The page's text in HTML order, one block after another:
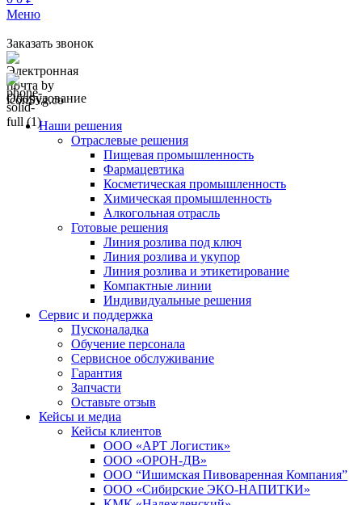
Меню
Заказать звонок
Оборудование
Наши решения
Отраслевые решения
Пищевая промышленность
Фармацевтика
Косметическая промышленность
Химическая промышленность
Алкогольная отрасль
Готовые решения
Линия розлива под ключ
Линия розлива и укупор
Линия розлива и этикетирование
Компактные линии
Индивидуальные решения
Сервис и поддержка
Пусконаладка
Обучение персонала
Сервисное обслуживание
Гарантия
Запчасти
Оставьте отзыв
Кейсы и медиа
Кейсы клиентов
ООО «АРТ Логистик»
ООО «ОРОН-ДВ»
ООО “Ишимская Пивоваренная Компания”
ООО «Сибирские ЭКО-НАПИТКИ»